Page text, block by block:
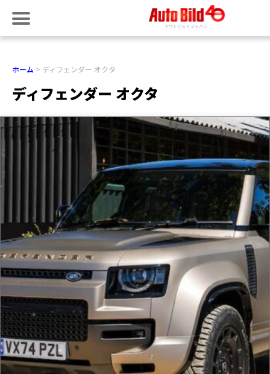
ホーム ディフェンダー オクタ
ディフェンダー オクタ